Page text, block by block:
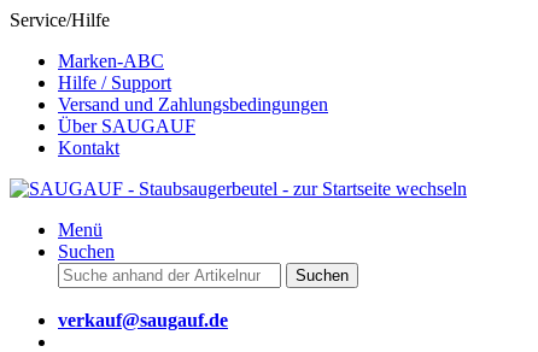
Service/Hilfe
Marken-ABC
Hilfe / Support
Versand und Zahlungsbedingungen
Über SAUGAUF
Kontakt
Menü
Suchen
Suchen
verkauf@saugauf.de